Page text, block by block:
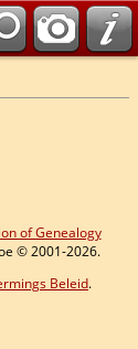
of Genealogy
© 2001-2026.
Beleid.